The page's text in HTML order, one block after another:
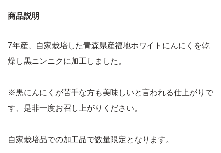
商品説明
7年産、自家栽培した青森県産福地ホワイトにんにくを乾
燥し黒ニンニクに加工しました。
※黒にんにくが苦手な方も美味しいと言われる仕上がりで
す、是非一度お召し上がりください。
自家栽培品での加工品で数量限定となります。